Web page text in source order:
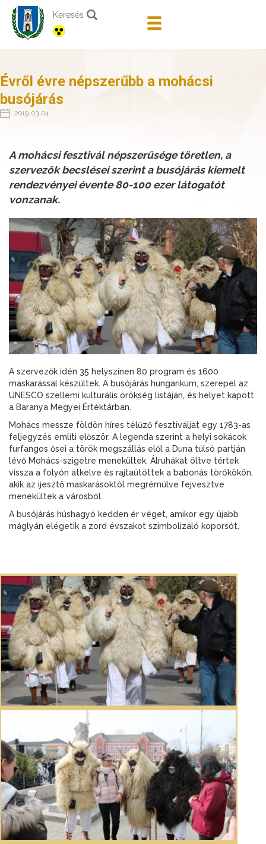
Keresés
Évről évre népszerűbb a mohácsi
busójárás
2019. 03. 04.
A mohácsi fesztivál népszerűsége töretlen, a
szervezők becslései szerint a busójárás kiemelt
rendezvényei évente 80-100 ezer látogatót
vonzanak.
A szervezők idén 35 helyszínen 80 program és 1600
maskarással készültek. A busójárás hungarikum, szerepel az
UNESCO szellemi kulturális örökség listáján, és helyet kapott
a Baranya Megyei Értéktárban.
Mohács messze földön híres télűző fesztiválját egy 1783-as
feljegyzés említi először. A legenda szerint a helyi sokácok
furfangos ősei a török megszállás elől a Duna túlsó partján
lévő Mohács-szigetre menekültek. Álruhákat öltve tértek
vissza a folyón átkelve és rajtaütöttek a babonás törökökön,
akik az ijesztő maskarásoktól megrémülve fejvesztve
menekültek a városból.
A busójárás húshagyó kedden ér véget, amikor egy újabb
máglyán elégetik a zord évszakot szimbolizáló koporsót.